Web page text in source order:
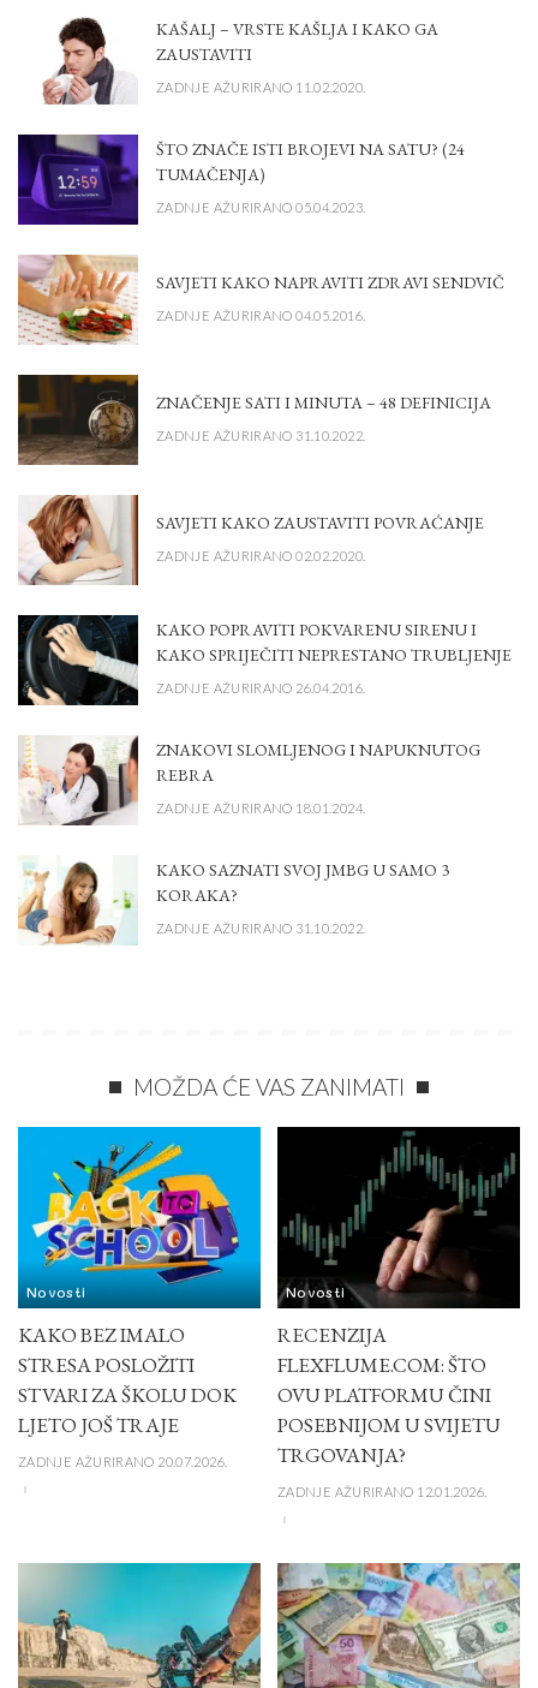
KAŠALJ – VRSTE KAŠLJA I KAKO GA
ZAUSTAVITI
ZADNJE AŽURIRANO 11.02.2020.
ŠTO ZNAČE ISTI BROJEVI NA SATU? (24
TUMAČENJA)
ZADNJE AŽURIRANO 05.04.2023.
SAVJETI KAKO NAPRAVITI ZDRAVI SENDVIČ
ZADNJE AŽURIRANO 04.05.2016.
ZNAČENJE SATI I MINUTA – 48 DEFINICIJA
ZADNJE AŽURIRANO 31.10.2022.
SAVJETI KAKO ZAUSTAVITI POVRAĆANJE
ZADNJE AŽURIRANO 02.02.2020.
KAKO POPRAVITI POKVARENU SIRENU I
KAKO SPRIJEČITI NEPRESTANO TRUBLJENJE
ZADNJE AŽURIRANO 26.04.2016.
ZNAKOVI SLOMLJENOG I NAPUKNUTOG
REBRA
ZADNJE AŽURIRANO 18.01.2024.
KAKO SAZNATI SVOJ JMBG U SAMO 3
KORAKA?
ZADNJE AŽURIRANO 31.10.2022.
MOŽDA ĆE VAS ZANIMATI
Novosti
KAKO BEZ IMALO
STRESA POSLOŽITI
STVARI ZA ŠKOLU DOK
LJETO JOŠ TRAJE
ZADNJE AŽURIRANO 20.07.2026.
Novosti
RECENZIJA
FLEXFLUME.COM: ŠTO
OVU PLATFORMU ČINI
POSEBNIJOM U SVIJETU
TRGOVANJA?
ZADNJE AŽURIRANO 12.01.2026.